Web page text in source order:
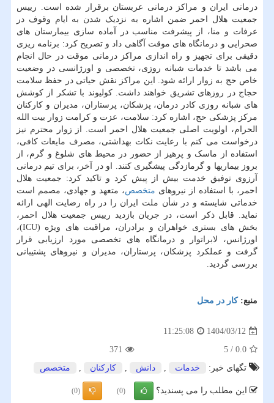
درمانی ایران و مراکز درمانی عربستان برقرار شده است. رییس
جمعیت هلال احمر ضمن اشاره به نزدیک شدن به ایام وقوف در
عرفات و منا، از پیشرفت مناسب در آماده سازی بیمارستان های
صحرایی و درمانگاه های موقت آگاهی داد و تصریح کرد: برنامه ریزی
دقیقی برای تجهیز و راه اندازی مراکز درمانی موقت در حال انجام
می باشد تا خدمات شبانه روزی، تخصصی و اورژانسی در وضعیت
خاص حج به زوار ارائه شود. این مراکز نقش حیاتی در حفظ سلامت
حجاج در روزهای تشریق خواهند داشت. کولیوند با تشکر از کوشش
های شبانه روزی کادر درمان، پزشکان، پرستاران، مدیران و کارکنان
مرکز پزشکی حج، اشاره کرد: سلامت، عزت و کرامت زوار بیت الله
الحرام، اولویت اصلی جمعیت هلال احمر است. از زوار محترم نیز
درخواست می کنم با رعایت نکات بهداشتی، مصرف مایعات کافی،
استفاده از ماسک و پرهیز از حضور در محیط های شلوغ و گرم، از
بروز بیماریها و گرمازدگی پیشگیری کنند. او در آخر، برای تیم درمانی
آرزوی توفیق خدمت بیش از پیش کرد و تاکید کرد: جمعیت هلال
احمر، با استفاده از نیروهای متخصص، متعهد و جهادی، مصمم است
خدماتی شایسته و در شأن ملت ایران را در راه رضایت الهی ارائه
نماید. قابل ذکر است، در جریان بازدید رییس جمعیت هلال احمر،
بخش های بستری خواهران و برادران، مراقبت های ویژه (ICU)،
اورژانس، لابراتوار و درمانگاه های تخصصی مورد ارزیابی قرار
گرفت و عملکرد پزشکان، پرستاران، مدیران و نیروهای پشتیبانی
بررسی گردید.
منبع:كار در محل
1404/03/12
11:25:08
0.0
/
5
371
تگهای خبر:
خدمات , دانش , كاركنان , متخصص
این مطلب را می پسندید؟ (0)
(0)